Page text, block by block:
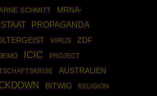
SCHMITT
MRNA-
PROPAGANDA
VIRUS
ZDF
ICIC
PROJECT
AUSTRALIEN
BITWIG RELIGION